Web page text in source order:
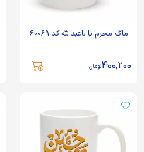
ماگ محرم یااباعبدالله کد 60069
400,200تومان